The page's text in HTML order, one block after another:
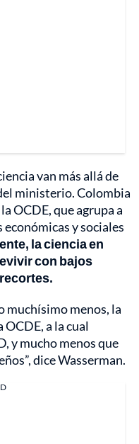
van más allá de
ministerio. Colombia
OCDE, que agrupa a
y sociales
la ciencia en
con bajos
menos, la
a la cual
y mucho menos que
dice Wasserman.